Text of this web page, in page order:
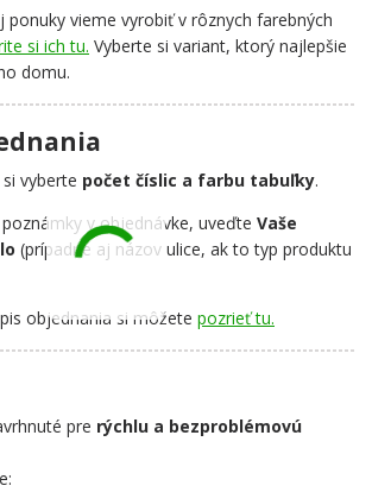
ponuky vieme vyrobiť v rôznych farebných
si ich tu. Vyberte si variant, ktorý najlepšie
domu.
vyberte počet číslic a farbu tabuľky.
v objednávke, uveďte Vaše
(prípadne aj názov ulice, ak to typ produktu
objednania si môžete pozrieť tu.
pre rýchlu a bezproblémovú